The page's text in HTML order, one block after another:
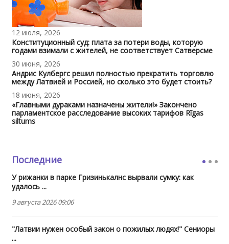
12 июля, 2026
Конституционный суд: плата за потери воды, которую
годами взимали с жителей, не соответствует Сатверсме
30 июня, 2026
Андрис Кулбергс решил полностью прекратить торговлю
между Латвией и Россией, но сколько это будет стоить?
18 июня, 2026
«Главными дураками назначены жители!» Закончено
парламентское расследование высоких тарифов Rīgas
siltums
Последние
У рижанки в парке Гризинькалнс вырвали сумку: как
удалось ...
9 августа 2026 09:06
"Латвии нужен особый закон о пожилых людях!" Сениоры
...